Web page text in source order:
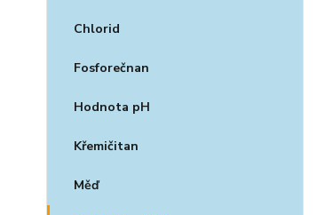
Chlorid
Fosforečnan
Hodnota pH
Křemičitan
Měď